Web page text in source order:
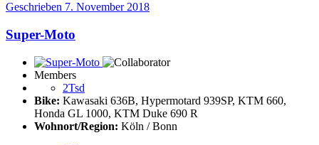
Geschrieben 7. November 2018
Super-Moto
Members
2Tsd
Bike: Kawasaki 636B, Hypermotard 939SP, KTM 660,
Honda GL 1000, KTM Duke 690 R
Wohnort/Region: Köln / Bonn